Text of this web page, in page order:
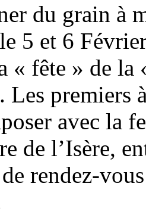
du grain à
5 et 6
« fête » de
Les premiers
avec la
de l’Isère,
rendez-